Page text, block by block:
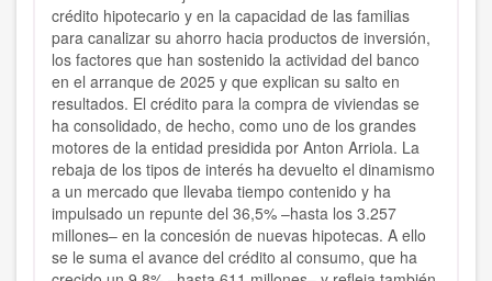
crédito hipotecario y en la capacidad de las familias
para canalizar su ahorro hacia productos de inversión,
los factores que han sostenido la actividad del banco
en el arranque de 2025 y que explican su salto en
resultados. El crédito para la compra de viviendas se
ha consolidado, de hecho, como uno de los grandes
motores de la entidad presidida por Anton Arriola. La
rebaja de los tipos de interés ha devuelto el dinamismo
a un mercado que llevaba tiempo contenido y ha
impulsado un repunte del 36,5% –hasta los 3.257
millones– en la concesión de nuevas hipotecas. A ello
se le suma el avance del crédito al consumo, que ha